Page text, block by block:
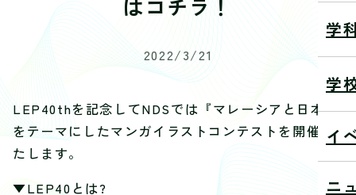
学
学
イ
ニ
はコチラ！
2022/3/21
LEP40thを記念してNDSでは『マレーシアと日本』
をテーマにしたマンガイラストコンテストを開催い
たします。
▼LEP40とは?